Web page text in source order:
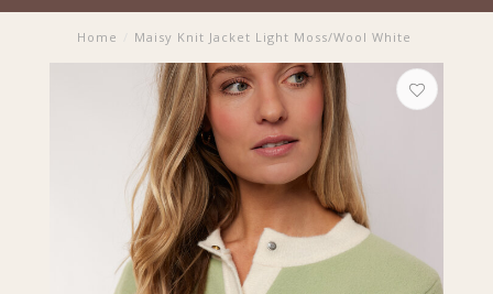
Home Maisy Knit Jacket Light Moss/Wool White